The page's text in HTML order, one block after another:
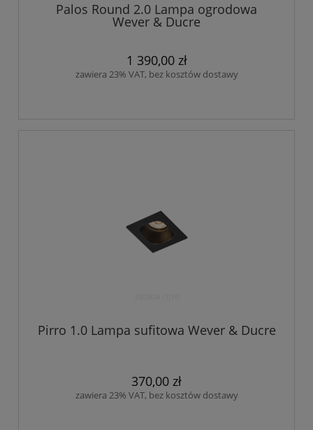
Palos Round 2.0 Lampa ogrodowa
Wever & Ducre
1 390,00 zł
zawiera 23% VAT, bez kosztów dostawy
Pirro 1.0 Lampa sufitowa Wever & Ducre
370,00 zł
zawiera 23% VAT, bez kosztów dostawy